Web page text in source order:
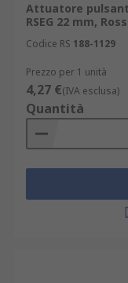
Attuatore
RSEG 22 mm,
Codice RS 188-1129
Prezzo per 1 unità
4,27 €(IVA esclusa)
Quantità